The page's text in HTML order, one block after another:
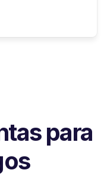
para